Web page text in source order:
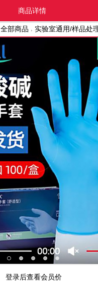
全部商品 实验室通用/样品处
登录后查看会员价
商品详情